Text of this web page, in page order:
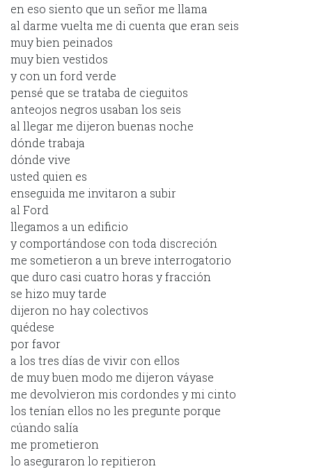
en eso siento que un señor me llama
al darme vuelta me di cuenta que eran seis
muy bien peinados
muy bien vestidos
y con un ford verde
pensé que se trataba de cieguitos
anteojos negros usaban los seis
al llegar me dijeron buenas noche
dónde trabaja
dónde vive
usted quien es
enseguida me invitaron a subir
al Ford
llegamos a un edificio
y comportándose con toda discreción
me sometieron a un breve interrogatorio
que duro casi cuatro horas y fracción
se hizo muy tarde
dijeron no hay colectivos
quédese
por favor
a los tres días de vivir con ellos
de muy buen modo me dijeron váyase
me devolvieron mis cordondes y mi cinto
los tenían ellos no les pregunte porque
cúando salía
me prometieron
lo aseguraron lo repitieron